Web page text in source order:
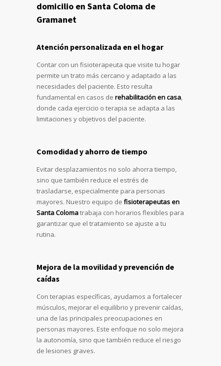
domicilio en Santa Coloma de
Gramanet
Atención personalizada en el hogar
Contar con un fisioterapeuta que visite tu hogar
permite un trato más cercano y adaptado a las
necesidades del paciente. Esto resulta
fundamental en casos de rehabilitación en casa,
donde cada ejercicio o terapia se adapta a las
limitaciones y objetivos del paciente.
Comodidad y ahorro de tiempo
Evitar desplazamientos no solo ahorra tiempo,
sino que también reduce el estrés de
trasladarse, especialmente para personas
mayores. Nuestro equipo de fisioterapeutas en
Santa Colomatrabaja con horarios flexibles para
garantizar que el tratamiento se ajuste a tu
rutina.
Mejora de la movilidad y prevención de
caídas
Con terapias específicas, ayudamos a fortalecer
músculos, mejorar el equilibrio y prevenir caídas,
una de las principales preocupaciones en
personas mayores. Este enfoque no solo mejora
la autonomía, sino que también reduce el riesgo
de lesiones graves.